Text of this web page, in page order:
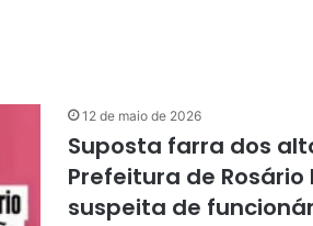
12 de maio de 2026
Suposta farra dos
Prefeitura de
suspeita de